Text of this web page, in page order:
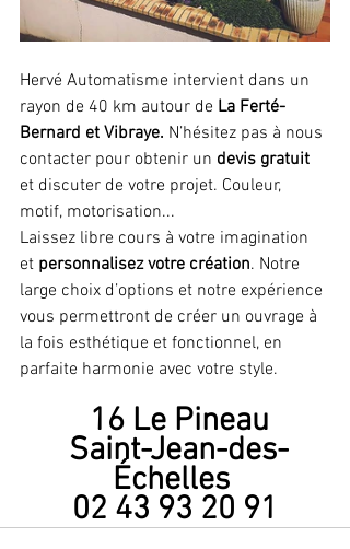
Hervé Automatisme intervient dans un
rayon de 40 km autour de La Ferté-
Bernard et Vibraye. N’hésitez pas à nous
contacter pour obtenir un devis gratuit
et discuter de votre projet. Couleur,
motif, motorisation...
Laissez libre cours à votre imagination
et personnalisez votre création. Notre
large choix d’options et notre expérience
vous permettront de créer un ouvrage à
la fois esthétique et fonctionnel, en
parfaite harmonie avec votre style.
16 Le Pineau
Échelles
02 43 93 20 91